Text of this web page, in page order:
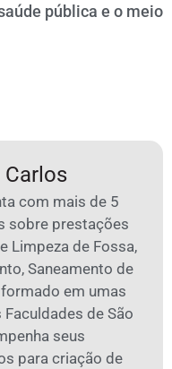
pública e o meio
Carlos
com mais de 5
sobre prestações
Limpeza de Fossa,
Saneamento de
em umas
de São
seus
para criação de